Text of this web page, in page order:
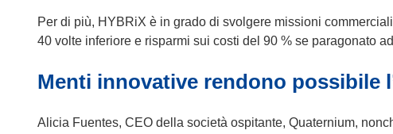
p
r
i
u
i
a
r
Per di più, HYBRiX è in grado di svolgere missioni
40 volte inferiore e risparmi sui costi del 90 % se paragonato
Menti innovative rendono possibile
Alicia Fuentes, CEO della società ospitante, Quaternium,